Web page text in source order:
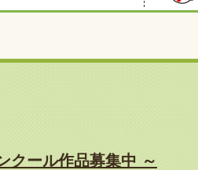
ール作品募集中 ～